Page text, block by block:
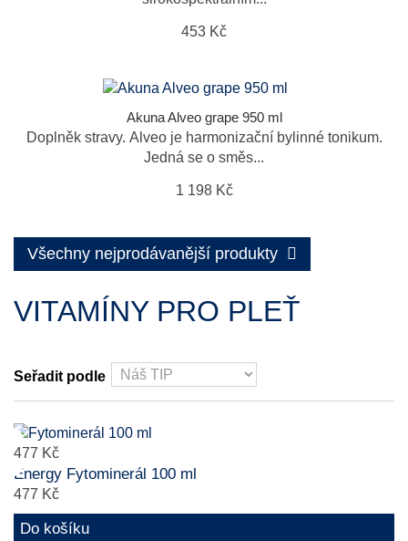
453 Kč
Akuna Alveo grape 950 ml
Doplněk stravy. Alveo je harmonizační bylinné tonikum.
Jedná se o směs...
1 198 Kč
Všechny nejprodávanější produkty
VITAMÍNY PRO PLEŤ
Seřadit podle
477 Kč
Energy Fytominerál 100 ml
477 Kč
Do košíku